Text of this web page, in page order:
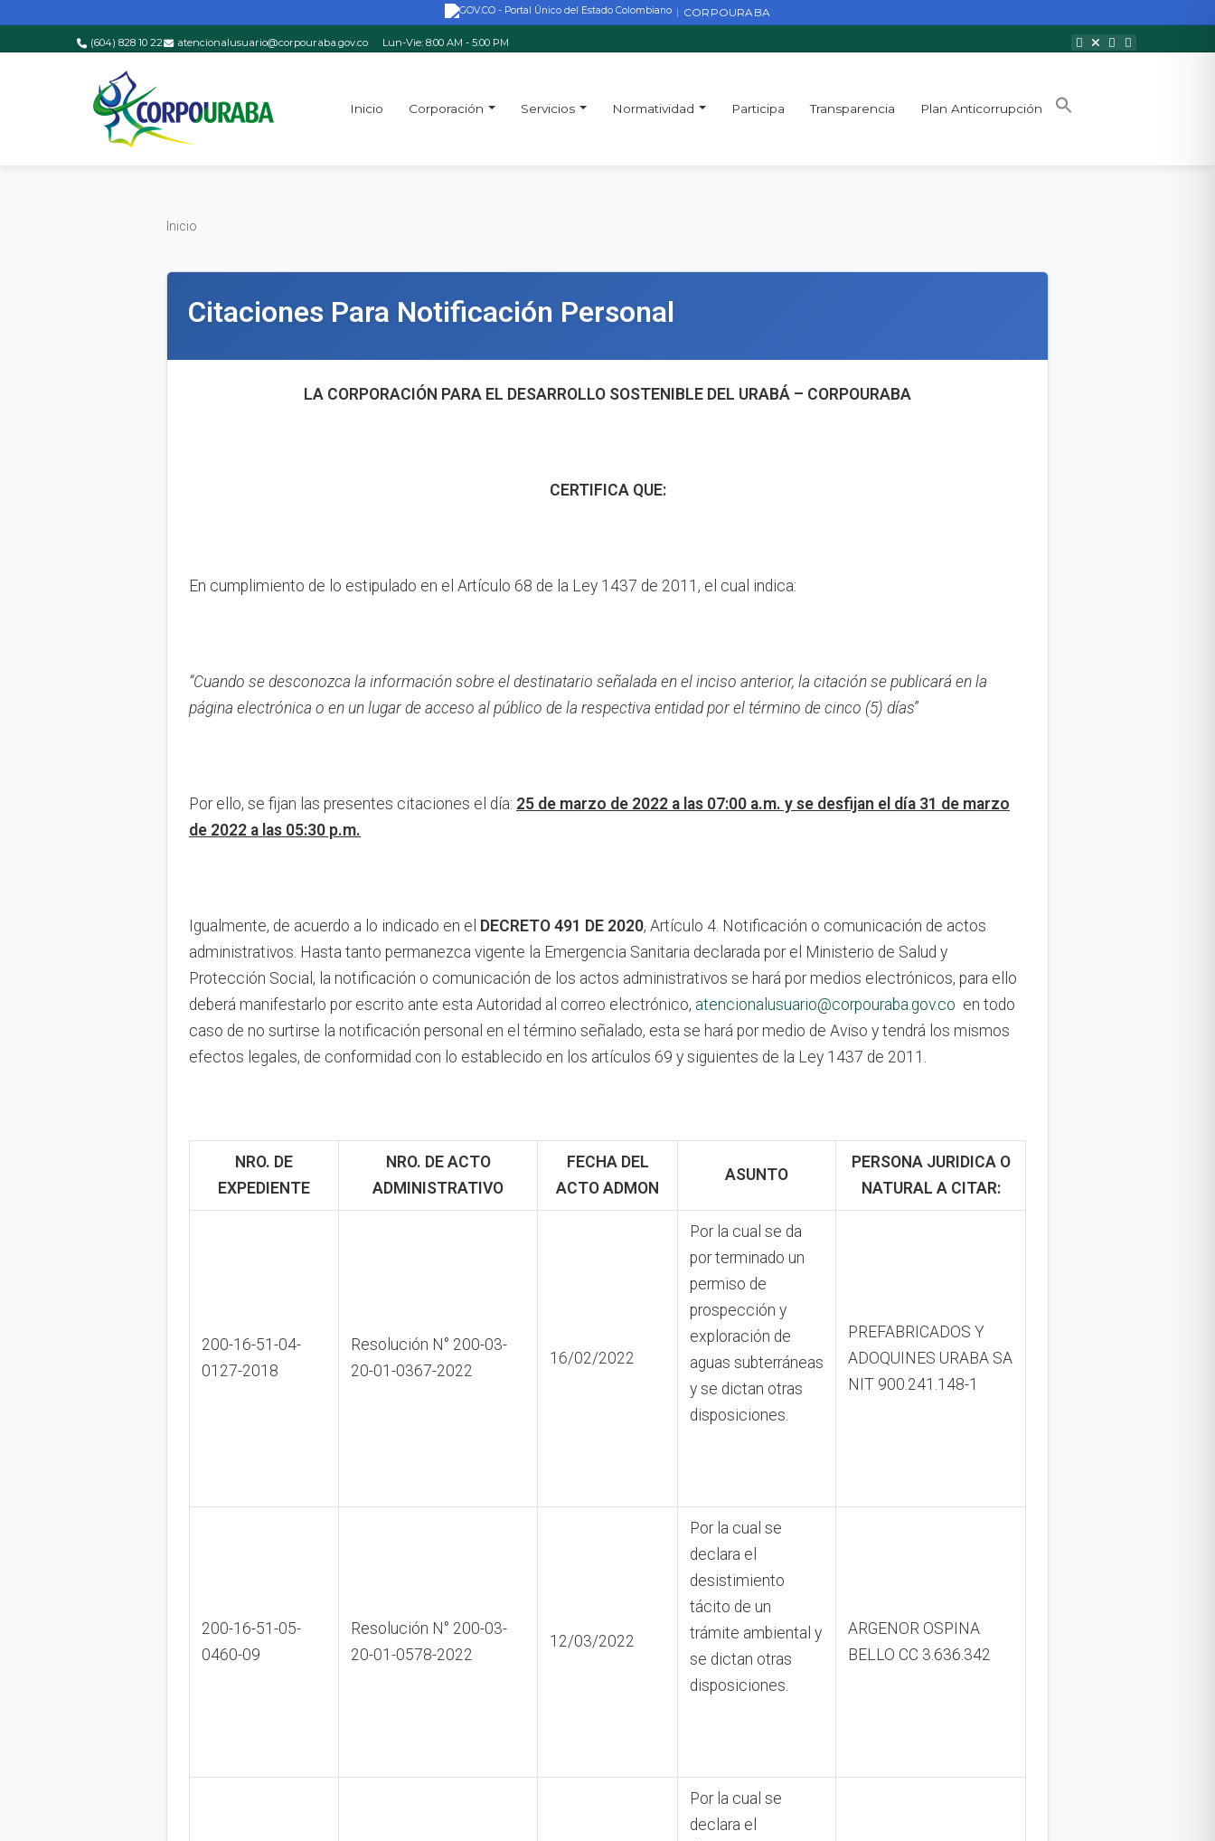
Saltar al contenido principal
| CORPOURABA
(604) 828 10 22 atencionalusuario@corpouraba.gov.co Lun-Vie: 8:00 AM - 5:00 PM
Inicio Corporación Servicios Normatividad Participa Transparencia Plan Anticorrupción
Inicio
Inicio
Citaciones Para Notificación Personal
LA CORPORACIÓN PARA EL DESARROLLO SOSTENIBLE DEL URABÁ – CORPOURABA
CERTIFICA QUE:
En cumplimiento de lo estipulado en el Artículo 68 de la Ley 1437 de 2011, el cual indica:
“Cuando se desconozca la información sobre el destinatario señalada en el inciso anterior, la citación se publicará en la
página electrónica o en un lugar de acceso al público de la respectiva entidad por el término de cinco (5) días”
Por ello, se fijan las presentes citaciones el día: 25 de marzo de 2022 a las 07:00 a.m. y se desfijan el día 31 de marzo
de 2022 a las 05:30 p.m.
Igualmente, de acuerdo a lo indicado en el DECRETO 491 DE 2020, Artículo 4. Notificación o comunicación de actos
administrativos. Hasta tanto permanezca vigente la Emergencia Sanitaria declarada por el Ministerio de Salud y
Protección Social, la notificación o comunicación de los actos administrativos se hará por medios electrónicos, para ello
deberá manifestarlo por escrito ante esta Autoridad al correo electrónico, atencionalusuario@corpouraba.gov.co en todo
caso de no surtirse la notificación personal en el término señalado, esta se hará por medio de Aviso y tendrá los mismos
efectos legales, de conformidad con lo establecido en los artículos 69 y siguientes de la Ley 1437 de 2011.
NRO. DE
EXPEDIENTE
NRO. DE ACTO
ADMINISTRATIVO
FECHA DEL
ACTO ADMON
ASUNTO
PERSONA JURIDICA O
NATURAL A CITAR:
200-16-51-04-
0127-2018
Resolución N° 200-03-
20-01-0367-2022
16/02/2022
Por la cual se da
por terminado un
permiso de
prospección y
exploración de
aguas subterráneas
y se dictan otras
disposiciones.
PREFABRICADOS Y
ADOQUINES URABA SA
NIT 900.241.148-1
200-16-51-05-
0460-09
Resolución N° 200-03-
20-01-0578-2022
12/03/2022
Por la cual se
declara el
desistimiento
tácito de un
trámite ambiental y
se dictan otras
disposiciones.
ARGENOR OSPINA
BELLO CC 3.636.342
Por la cual se
declara el